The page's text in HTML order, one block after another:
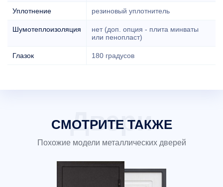
Уплотнение резиновый уплотнитель
Шумотеплоизоляция
нет (доп. опция - плита минваты
или пенопласт)
Глазок 180 градусов
СМОТРИТЕ ТАКЖЕ
Похожие модели металлических дверей